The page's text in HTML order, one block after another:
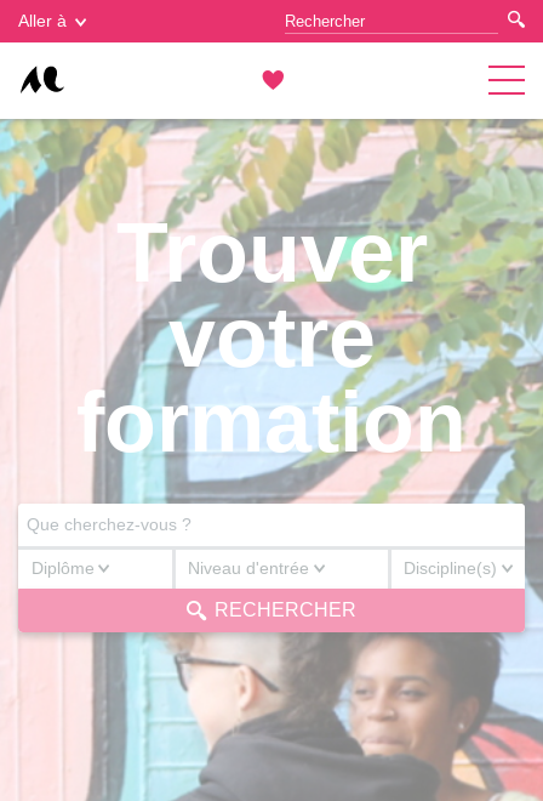
Aller à
Trouver
votre
formation
Diplôme
Diplôme Niveau d'entrée
Niveau d'entrée Discipline(s)
Discipline(s)
RECHERCHER
Gestion des cookies